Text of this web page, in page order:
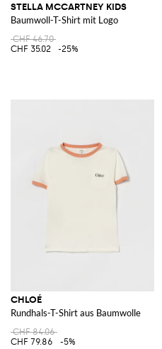
STELLA MCCARTNEY KIDS
Baumwoll-T-Shirt mit Logo
CHF 46.70
CHF 35.02
-25%
CHLOÉ
Rundhals-T-Shirt aus Baumwolle
CHF 84.06
CHF 79.86
-5%